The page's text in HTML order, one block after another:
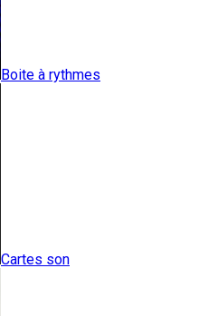
Boite à rythmes
Cartes son